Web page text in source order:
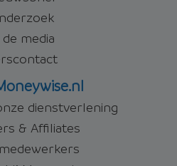
de media
dienstverlening
& Affiliates